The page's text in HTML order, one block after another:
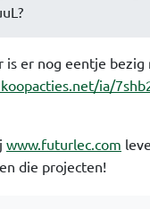
is er nog eentje bezig
ia/
www.futurlec.com
die projecten!